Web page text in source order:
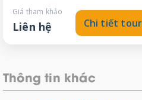
Giá tham khảo
Liên hệ Chi tiết tour
Thông tin khác